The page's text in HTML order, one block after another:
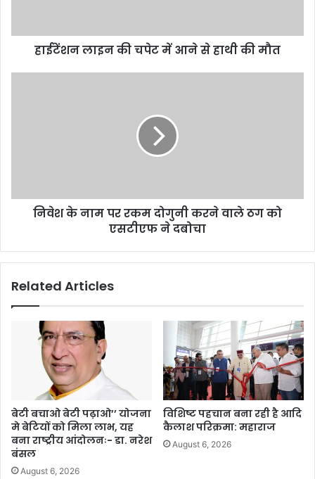
हाईटेंशन लाइन की चपेट में आने से हाथी की मौत
निवेश के नाम पर रकम दोगुनी करने वाले ठग को
एसटीएफ ने दबोचा
Related Articles
बेटी बचाओ बेटी पढ़ाओ’’ योजना
मे बेटियों को मिला लाभ, यह
बना राष्ट्रीय आंदोलनः- डा. नरेश
बंसल
August 6, 2026
विशिष्ट पहचान बना रही है आदि
कैलाश परिक्रमा: महाराज
August 6, 2026